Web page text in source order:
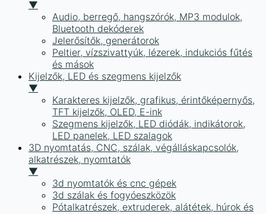
▼
Audio, berregő, hangszórók, MP3 modulok,
Bluetooth dekóderek
Jelerősítők, generátorok
Peltier, vízszivattyúk, lézerek, indukciós fűtés
és mások
Kijelzők, LED és szegmens kijelzők
▼
Karakteres kijelzők, grafikus, érintőképernyős,
TFT kijelzők, OLED, E-ink
Szegmens kijelzők, LED diódák, indikátorok,
LED panelek, LED szalagok
3D nyomtatás, CNC, szálak, végálláskapcsolók,
alkatrészek, nyomtatók
▼
3d nyomtatók és cnc gépek
3d szálak és fogyóeszközök
Pótalkatrészek, extruderek, alátétek, húrok és